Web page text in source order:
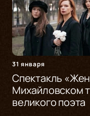
31 января
Спектакль
Михайловском
великого поэта